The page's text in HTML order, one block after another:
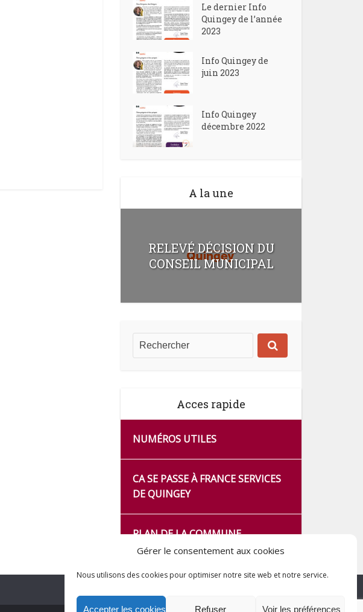
Gérer le consentement aux cookies
Nous utilisons des cookies pour optimiser notre site web et notre service.
Accepter les cookies Refuser Voir les préférences
Le dernier Info
Quingey de l’année
2023
Info Quingey de
juin 2023
Info Quingey
décembre 2022
A la une
RELEVÉ DÉCISION DU
CONSEIL MUNICIPAL
Acces rapide
NUMÉROS UTILES
CA SE PASSE À FRANCE SERVICES
DE QUINGEY
PLAN DE LA COMMUNE